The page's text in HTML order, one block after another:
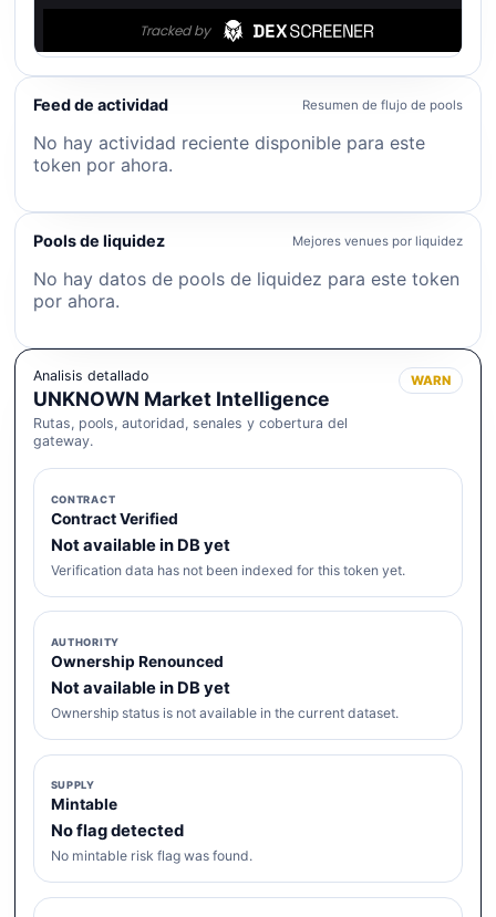
Feed de actividad Resumen de flujo de pools
No hay actividad reciente disponible para este
token por ahora.
Pools de liquidez Mejores venues por liquidez
No hay datos de pools de liquidez para este token
por ahora.
Analisis detallado
UNKNOWN Market Intelligence
Rutas, pools, autoridad, senales y cobertura del
gateway.
WARN
CONTRACT
Contract Verified
Not available in DB yet
Verification data has not been indexed for this token yet.
AUTHORITY
Ownership Renounced
Not available in DB yet
Ownership status is not available in the current dataset.
SUPPLY
Mintable
No flag detected
No mintable risk flag was found.